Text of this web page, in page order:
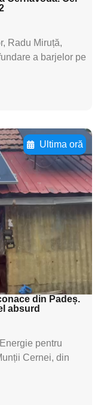
Radu Miruță,
a barjelor pe
Ultima oră
pentru
din Padeș.
absurd
pentru
Cernei, din